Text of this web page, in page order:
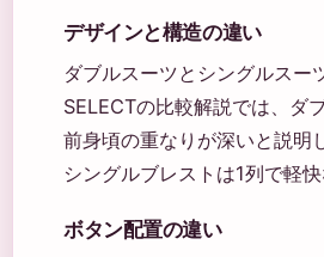
デザインと構造の違い
ダブルスーツとシングルスー
SELECTの比較解説では、ダ
前身頃の重なりが深いと説明
シングルブレストは1列で軽快
ボタン配置の違い